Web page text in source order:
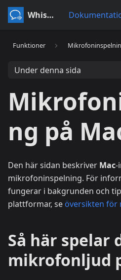
Whisperr
Funktioner
Under denna sida
ng på
Den här sidan beskriver Mac-
mikrofoninspelning. För
fungerar i bakgrunden och
plattformar, se översikten för
Så här spelar
mikrofonljud